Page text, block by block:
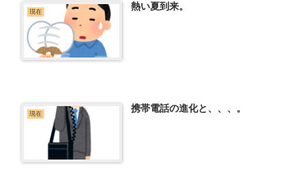
現在 熱い夏到来。
現在 携帯電話の進化と、、、。